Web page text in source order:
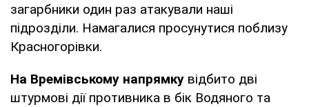
загарбники один раз атакували наші
підрозділи. Намагалися просунутися поблизу
Красногорівки.
На Времівському напрямку відбито дві
штурмові дії противника в бік Водяного та